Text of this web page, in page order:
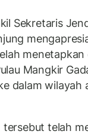
Sekretaris
menetapkan
Mangkir
dalam wilayah
telah